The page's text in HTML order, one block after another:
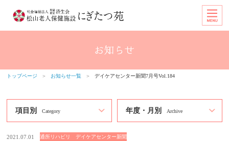
トップページ ＞ お知らせ一覧 ＞ デイケアセンター新聞7月号Vol.184
項目別 Category 年度・月別 Archive
2021.07.01 通所リハビリ デイケアセンター新聞